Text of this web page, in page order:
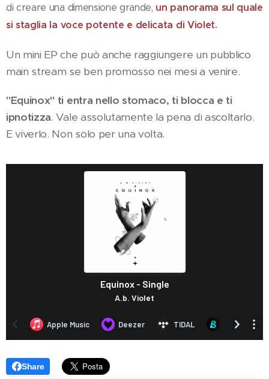
di creare una dimensione grande, un panorama sul quale
si staglia la voce potente e delicata di Violet.
Un mini EP che può anche raggiungere un pubblico
main stream se ben promosso nei mesi a venire.
"Equinox" ti entra nello stomaco, ti blocca e ti
ipnotizza. Vale assolutamente la pena di ascoltarlo.
E viverlo. Non solo per una volta.
Share